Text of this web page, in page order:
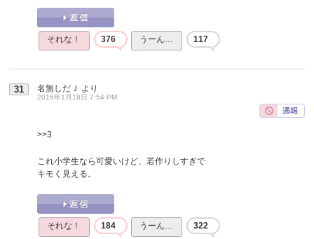
それな！ 376 うーん… 117
31 名無しだＪ より
2016年1月18日 7:54 PM
>>3
これ小学生なら可愛いけど、若作りしすぎで
キモく見える。
それな！ 184 うーん… 322